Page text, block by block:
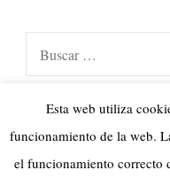
© Copyright 2026
Esta web utiliza
funcionamiento de la web.
el funcionamiento correcto